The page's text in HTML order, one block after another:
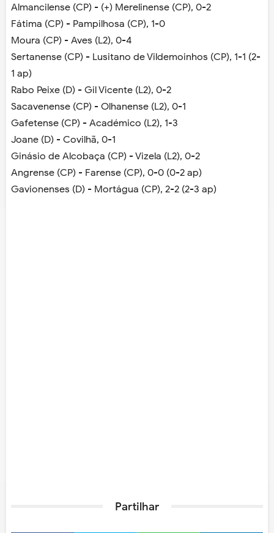
Almancilense (CP) - (+) Merelinense (CP), 0-2
Fátima (CP) - Pampilhosa (CP), 1-0
Moura (CP) - Aves (L2), 0-4
Sertanense (CP) - Lusitano de Vildemoinhos (CP), 1-1 (2-
1 ap)
Rabo Peixe (D) - Gil Vicente (L2), 0-2
Sacavenense (CP) - Olhanense (L2), 0-1
Gafetense (CP) - Académico (L2), 1-3
Joane (D) - Covilhã, 0-1
Ginásio de Alcobaça (CP) - Vizela (L2), 0-2
Angrense (CP) - Farense (CP), 0-0 (0-2 ap)
Gavionenses (D) - Mortágua (CP), 2-2 (2-3 ap)
Partilhar